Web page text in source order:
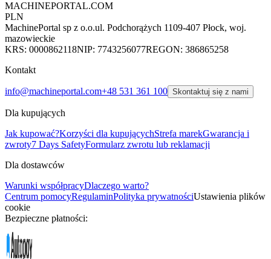
MACHINEPORTAL.COM
PLN
MachinePortal sp z o.o.ul. Podchorążych 1109-407 Płock, woj.
mazowieckie
KRS: 0000862118NIP: 7743256077REGON: 386865258
Kontakt
info@machineportal.com+48 531 361 100 Skontaktuj się z nami
Dla kupujących
Jak kupować?Korzyści dla kupującychStrefa marekGwarancja i
zwroty7 Days SafetyFormularz zwrotu lub reklamacji
Dla dostawców
Warunki współpracyDlaczego warto?
Centrum pomocyRegulaminPolityka prywatnościUstawienia plików
cookie
Bezpieczne płatności: